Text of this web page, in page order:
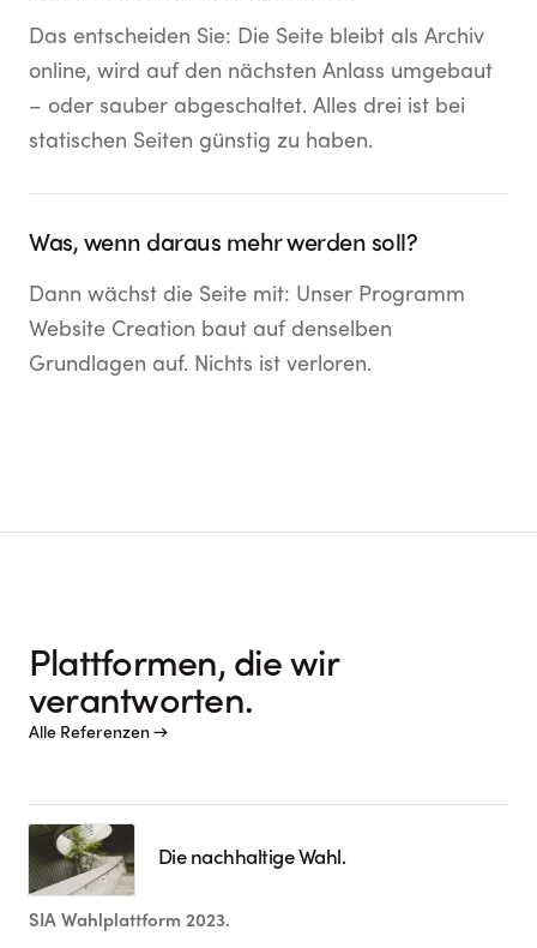
Das entscheiden Sie: Die Seite bleibt als Archiv
online, wird auf den nächsten Anlass umgebaut
– oder sauber abgeschaltet. Alles drei ist bei
statischen Seiten günstig zu haben.
Was, wenn daraus mehr werden soll?
Dann wächst die Seite mit: Unser Programm
Website Creation baut auf denselben
Grundlagen auf. Nichts ist verloren.
Plattformen, die wir
verantworten.
Alle Referenzen →
Die nachhaltige Wahl.
SIA Wahlplattform 2023.